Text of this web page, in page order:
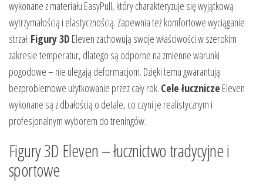
wykonane z materiału EasyPull, który charakteryzuje się wyjątkową
wytrzymałością i elastycznością. Zapewnia też komfortowe wyciąganie
strzał. Figury 3D Eleven zachowują swoje właściwości w szerokim
zakresie temperatur, dlatego są odporne na zmienne warunki
pogodowe – nie ulegają deformacjom. Dzięki temu gwarantują
bezproblemowe użytkowanie przez cały rok. Cele łucznicze Eleven
wykonane są z dbałością o detale, co czyni je realistycznym i
profesjonalnym wyborem do treningów.
Figury 3D Eleven – łucznictwo tradycyjne i
sportowe